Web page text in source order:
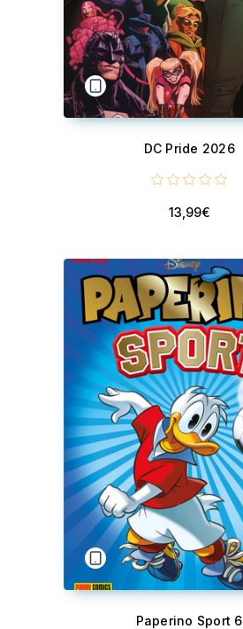
DC Pride 2026
13,99€
Paperino Sport 6